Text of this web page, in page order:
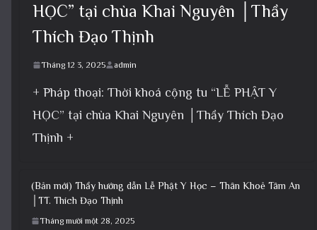
HỌC” tại chùa Khai Nguyên │Thầy
Thích Đạo Thịnh
Tháng 12 3, 2025 admin
+ Pháp thoại: Thời khoá cộng tu “LỄ PHẬT Y
HỌC” tại chùa Khai Nguyên │Thầy Thích Đạo
Thịnh +
(Bản mới) Thầy hướng dẫn Lễ Phật Y Học – Thân Khoẻ Tâm An
│TT. Thích Đạo Thịnh
Tháng mười một 28, 2025